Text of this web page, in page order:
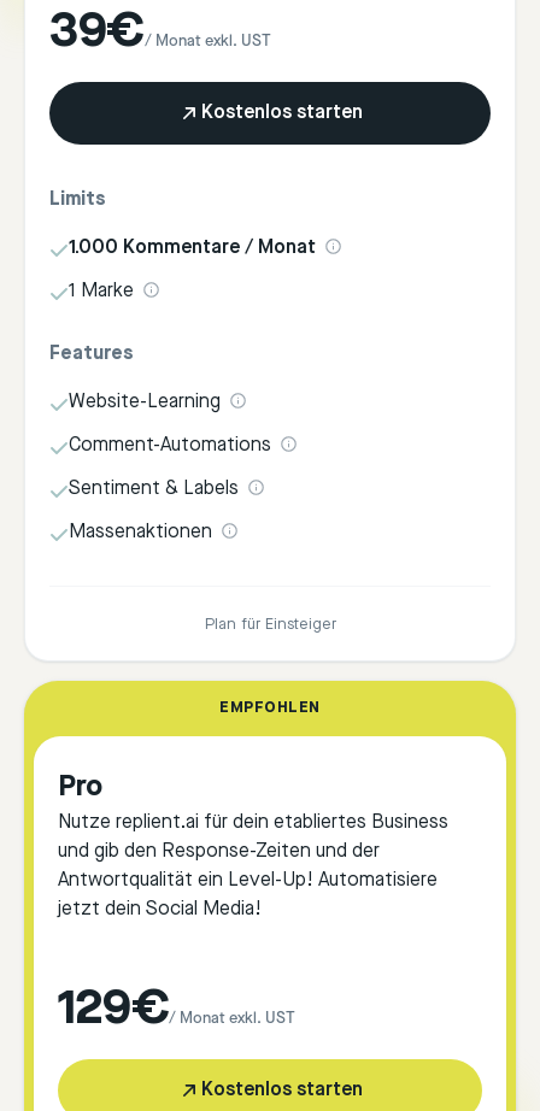
39€/ Monat exkl. UST
Kostenlos starten
Limits
1.000 Kommentare / Monat
1 Marke
Features
Website-Learning
Comment-Automations
Sentiment & Labels
Massenaktionen
Plan für Einsteiger
EMPFOHLEN
Pro
Nutze replient.ai für dein etabliertes Business
und gib den Response-Zeiten und der
Antwortqualität ein Level-Up! Automatisiere
jetzt dein Social Media!
129€/ Monat exkl. UST
Kostenlos starten